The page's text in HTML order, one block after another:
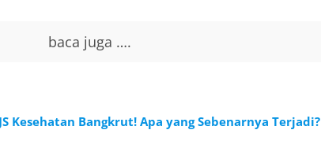
baca juga ….
Kesehatan Bangkrut! Apa yang Sebenarnya Terjadi?